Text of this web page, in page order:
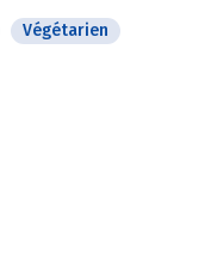
Végétarien